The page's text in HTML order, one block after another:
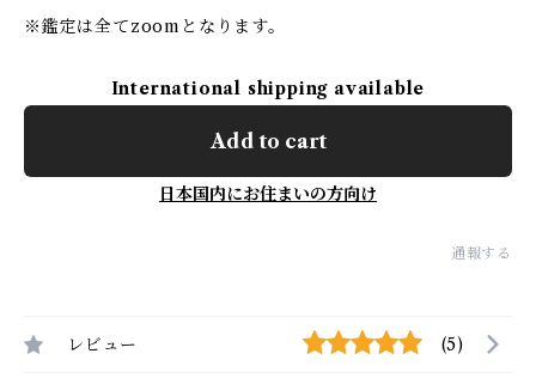
※鑑定は全てzoomとなります。
International shipping available
Add to cart
日本国内にお住まいの方向け
通報する
レビュー (5)